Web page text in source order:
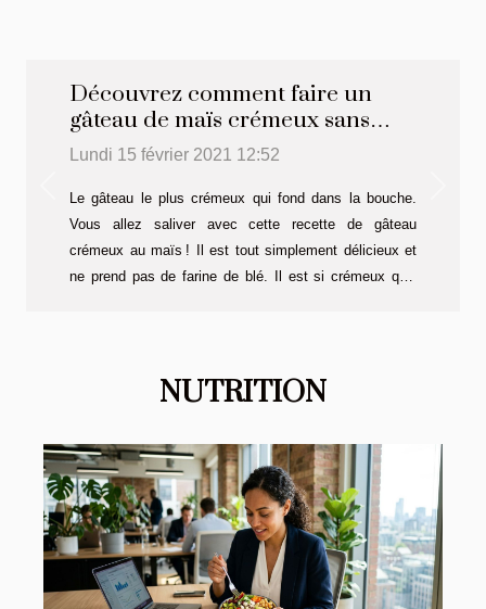
Découvrez comment faire un
gâteau de maïs crémeux sans
farine de blé
Lundi 15 février 2021 12:52
Le gâteau le plus crémeux qui fond dans la bouche.
Vous allez saliver avec cette recette de gâteau
crémeux au maïs ! Il est tout simplement délicieux et
ne prend pas de farine de blé. Il est si crémeux qu’il
Vous pouvez faire sans crainte que ce soit le plus gros
succès ! Gâteau de maïs crémeux pour faire saliver
vert en conserve ou de maïs battu en épi 2 tasses de
thé au sucre ¾...
Previous
NUTRITION